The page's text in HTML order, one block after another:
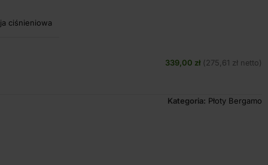
ciśnieniowa
339,00 zł (275,61 zł netto)
Kategoria: Płoty Bergamo